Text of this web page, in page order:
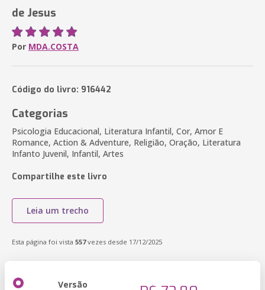
de Jesus
Por MDA.COSTA
Código do livro: 916442
Categorias
Psicologia Educacional, Literatura Infantil, Cor, Amor E
Romance, Action & Adventure, Religião, Oração, Literatura
Infanto Juvenil, Infantil, Artes
Compartilhe este livro
Leia um trecho
Esta página foi vista 557vezes desde 17/12/2025
Versão